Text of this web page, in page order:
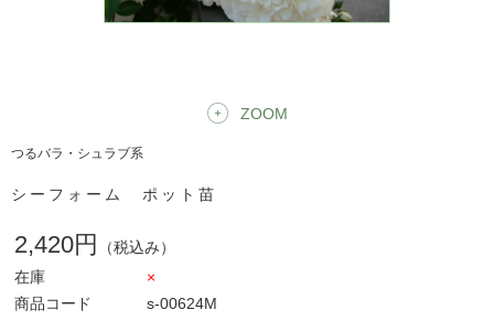
ZOOM
つるバラ・シュラブ系
シーフォーム ポット苗
2,420円
（税込み）
在庫
×
商品コード
s-00624M